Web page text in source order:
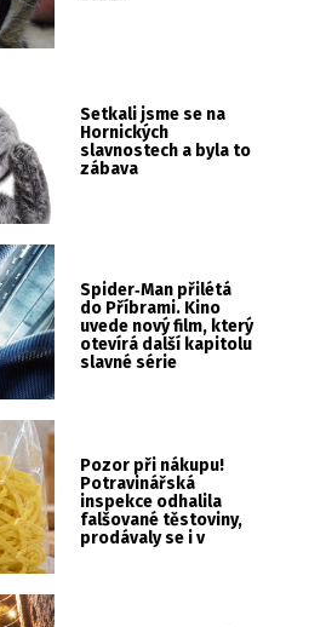
Setkali jsme se na
Hornických
slavnostech a byla to
zábava
Spider‑Man přilétá
do Příbrami. Kino
uvede nový film, který
otevírá další kapitolu
slavné série
Pozor při nákupu!
Potravinářská
inspekce odhalila
falšované těstoviny,
prodávaly se i v